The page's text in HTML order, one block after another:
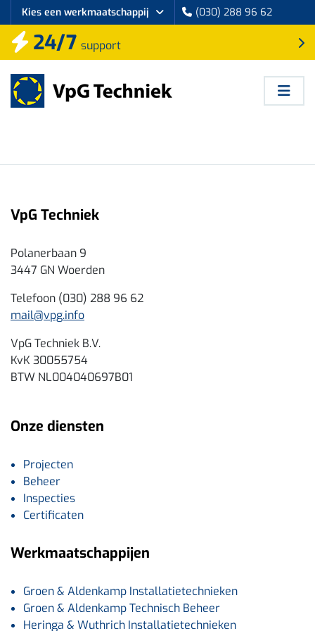
Kies een werkmaatschappij (030) 288 96 62
24/7 support
VpG Techniek
Polanerbaan 9
3447 GN Woerden
Telefoon (030) 288 96 62
mail@vpg.info
VpG Techniek B.V.
KvK 30055754
BTW NL004040697B01
Onze diensten
Projecten
Beheer
Inspecties
Certificaten
Werkmaatschappijen
Groen & Aldenkamp Installatietechnieken
Groen & Aldenkamp Technisch Beheer
Heringa & Wuthrich Installatietechnieken